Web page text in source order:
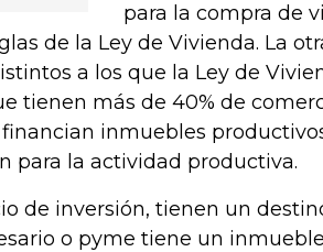
para la compra de
de la Ley de Vivienda. La
a los que la Ley de
tienen más de 40% de
inmuebles
para la actividad productiva.
de inversión, tienen un
o pyme tiene un